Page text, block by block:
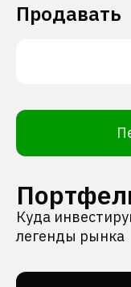
Продавать
Куда
легенды рынка